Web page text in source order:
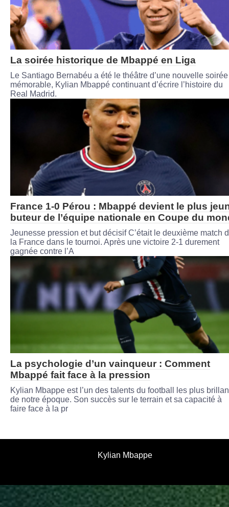
La soirée historique de Mbappé en Liga
Le Santiago Bernabéu a été le théâtre d’une nouvelle soirée
mémorable, Kylian Mbappé continuant d’écrire l’histoire du
Real Madrid.
France 1-0 Pérou : Mbappé devient le plus
buteur de l’équipe nationale en Coupe du
Jeunesse pression et but décisif C’était le deuxième match
la France dans le tournoi. Après une victoire 2-1 durement
gagnée contre l’A
La psychologie d’un vainqueur : Comment
Mbappé fait face à la pression
Kylian Mbappe est l’un des talents du football les plus
de notre époque. Son succès sur le terrain et sa capacité à
faire face à la pr
Kylian Mbappe